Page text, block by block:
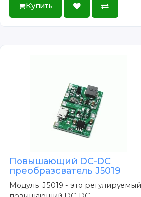
Купить
Повышающий DC-DC
преобразователь J5019
Модуль J5019 - это регулируемый